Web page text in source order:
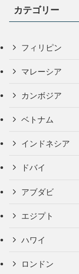
カテゴリー
フィリピン
マレーシア
カンボジア
ベトナム
インドネシア
ドバイ
アブダビ
エジプト
ハワイ
ロンドン